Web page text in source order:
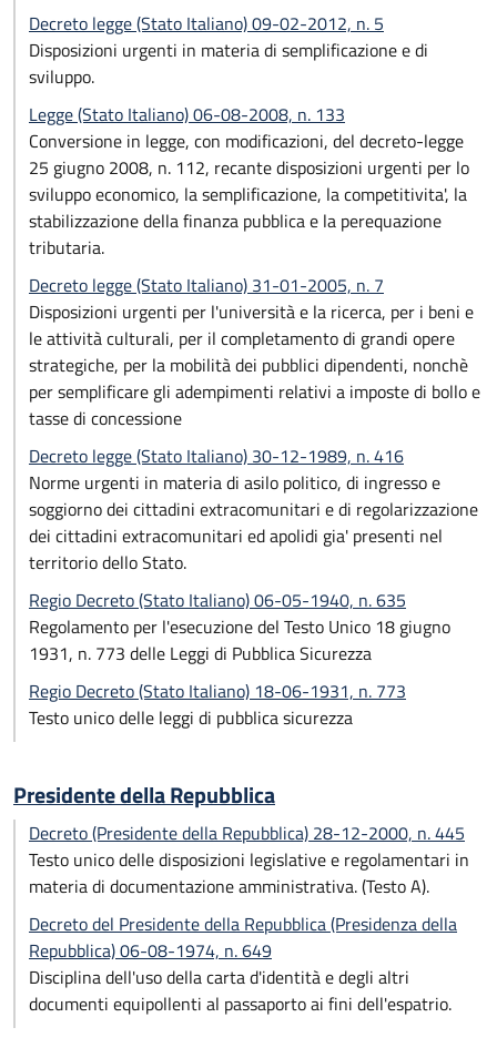
Decreto legge (Stato Italiano) 09-02-2012, n. 5
Disposizioni urgenti in materia di semplificazione e di
sviluppo.
Legge (Stato Italiano) 06-08-2008, n. 133
Conversione in legge, con modificazioni, del decreto-legge
25 giugno 2008, n. 112, recante disposizioni urgenti per lo
sviluppo economico, la semplificazione, la competitivita', la
stabilizzazione della finanza pubblica e la perequazione
tributaria.
Decreto legge (Stato Italiano) 31-01-2005, n. 7
Disposizioni urgenti per l'università e la ricerca, per i beni e
le attività culturali, per il completamento di grandi opere
strategiche, per la mobilità dei pubblici dipendenti, nonchè
per semplificare gli adempimenti relativi a imposte di bollo e
tasse di concessione
Decreto legge (Stato Italiano) 30-12-1989, n. 416
Norme urgenti in materia di asilo politico, di ingresso e
soggiorno dei cittadini extracomunitari e di regolarizzazione
dei cittadini extracomunitari ed apolidi gia' presenti nel
territorio dello Stato.
Regio Decreto (Stato Italiano) 06-05-1940, n. 635
Regolamento per l'esecuzione del Testo Unico 18 giugno
1931, n. 773 delle Leggi di Pubblica Sicurezza
Regio Decreto (Stato Italiano) 18-06-1931, n. 773
Testo unico delle leggi di pubblica sicurezza
Presidente della Repubblica
Decreto (Presidente della Repubblica) 28-12-2000, n. 445
Testo unico delle disposizioni legislative e regolamentari in
materia di documentazione amministrativa. (Testo A).
Decreto del Presidente della Repubblica (Presidenza della
Repubblica) 06-08-1974, n. 649
Disciplina dell'uso della carta d'identità e degli altri
documenti equipollenti al passaporto ai fini dell'espatrio.